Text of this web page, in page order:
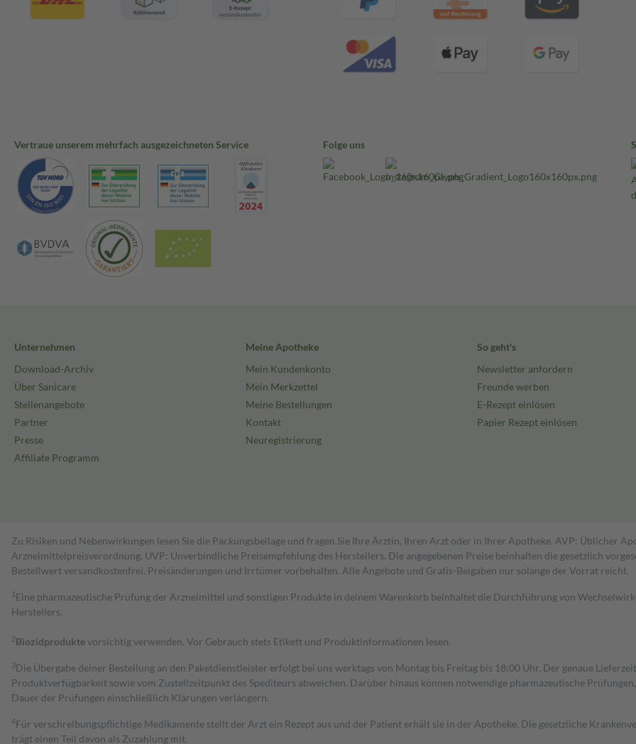
Vertraue unserem mehrfach ausgezeichneten Service Folge uns
Unternehmen
Download-Archiv
Über Sanicare
Stellenangebote
Partner
Presse
Affiliate Programm
Meine Apotheke
Mein Kundenkonto
Mein Merkzettel
Meine Bestellungen
Kontakt
Neuregistrierung
So geht's
Newsletter anfordern
Freunde werben
E-Rezept einlösen
Papier Rezept einlösen
Zu Risiken und Nebenwirkungen lesen Sie die Packungsbeilage und fragen Sie Ihre Ärztin, Ihren Arzt oder in Ihrer Apotheke. AVP: Üblicher
Arzneimittelpreisverordnung. UVP: Unverbindliche Preisempfehlung des Herstellers. Die angegebenen Preise beinhalten die gesetzlich
Bestell­wert versand­kosten­frei. Preisänderungen und Irrtümer vorbehalten. Alle Angebote und Gratis-Beigaben nur solange der Vorrat reicht.
1 Eine pharmazeutische Prüfung der Arzneimittel und sonstigen Produkte in deinem Warenkorb beinhaltet die Durchführung von
Herstellers.
2Biozidproduktevorsichtig verwenden. Vor Gebrauch stets Etikett und Produktinformationen lesen.
3Die Übergabe deiner Bestellung an den Paketdienstleister erfolgt bei uns werktags von Montag bis Freitag bis 18:00 Uhr. Der genaue
Produktverfügbarkeit sowie vom Zustellzeitpunkt des Spediteurs abweichen. Darüber hinaus können notwendige pharmazeutische
Dauer der Prüfungen einschließlich Klärungen verlängern.
4Für verschreibungspflichtige Medikamente stellt der Arzt ein Rezept aus und der Patient erhält sie in der Apotheke. Die gesetzliche
trägt einen Teil davon als Zuzahlung mit.